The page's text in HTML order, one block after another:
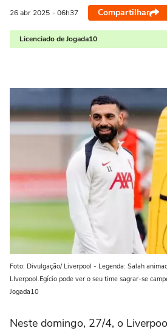
26 abr 2025 - 06h37 Compartilhar
Licenciado de Jogada10
Foto: Divulgação/ Liverpool - Legenda: Salah
LIverpool.Egício pode ver o seu time sagrar-se
Jogada10
Neste domingo, 27/4, o